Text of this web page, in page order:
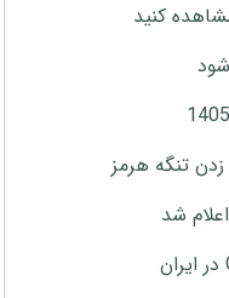
کنید
تنگه هرمز
شد